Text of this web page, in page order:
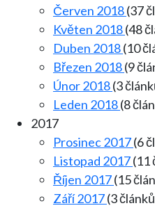
Červen 2018(37
Květen 2018(48
Duben 2018(10
Březen 2018(9
Únor 2018(3
Leden 2018(8
2017
Prosinec 2017(6
Listopad 2017(11
Říjen 2017(15
Září 2017(3